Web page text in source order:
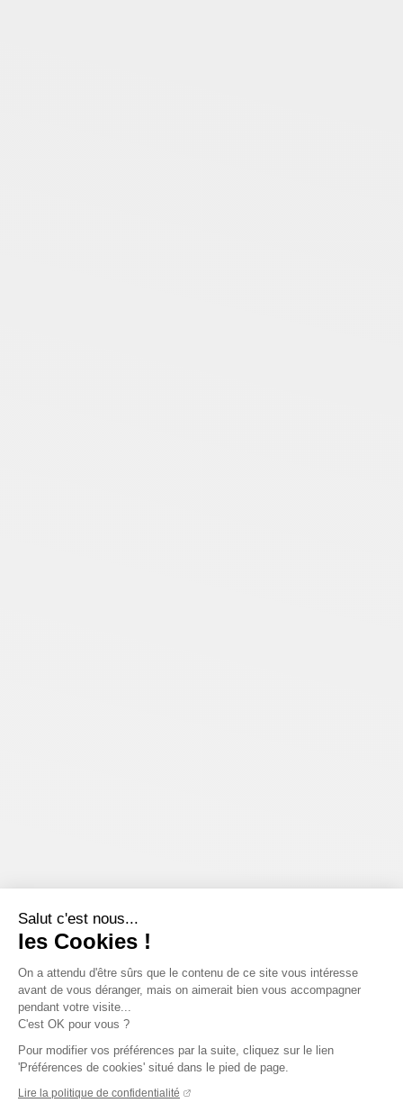
Salut c'est nous...
les Cookies !
On a attendu d'être sûrs que le contenu de ce site vous intéresse
avant de vous déranger, mais on aimerait bien vous accompagner
pendant votre visite...
C'est OK pour vous ?
Pour modifier vos préférences par la suite, cliquez sur le lien
'Préférences de cookies' situé dans le pied de page.
Lire la politique de confidentialité